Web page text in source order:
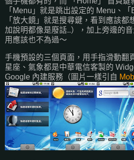
「Menu」就是跳出設定的 Menu、「
「放大鏡」就是搜尋鍵，看到應該都
加說明都像是廢話..），加上旁邊的
用應該也不為過～
手機預設的三個頁面，用手指滑動翻
星座、氣象都是中華電信客製的
Google 內建服務（圖片一樣引自